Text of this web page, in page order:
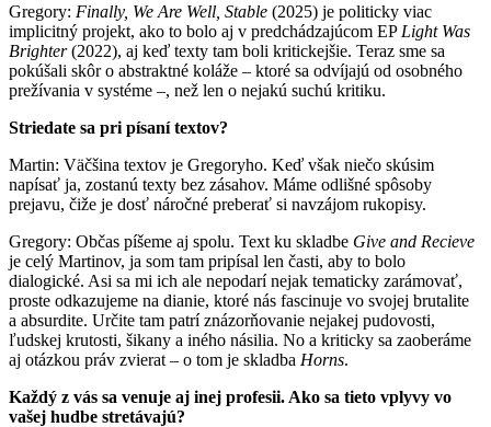
Gregory: Finally, We Are Well, Stable (2025) je politicky viac
implicitný projekt, ako to bolo aj v predchádzajúcom EP Light Was
Brighter(2022), aj keď texty tam boli kritickejšie. Teraz sme sa
pokúšali skôr o abstraktné koláže – ktoré sa odvíjajú od osobného
prežívania v systéme –, než len o nejakú suchú kritiku.
Striedate sa pri písaní textov?
Martin: Väčšina textov je Gregoryho. Keď však niečo skúsim
napísať ja, zostanú texty bez zásahov. Máme odlišné spôsoby
prejavu, čiže je dosť náročné preberať si navzájom rukopisy.
Gregory: Občas píšeme aj spolu. Text ku skladbe Give and Recieve
je celý Martinov, ja som tam pripísal len časti, aby to bolo
dialogické. Asi sa mi ich ale nepodarí nejak tematicky zarámovať,
proste odkazujeme na dianie, ktoré nás fascinuje vo svojej brutalite
a absurdite. Určite tam patrí znázorňovanie nejakej pudovosti,
ľudskej krutosti, šikany a iného násilia. No a kriticky sa zaoberáme
aj otázkou práv zvierat – o tom je skladba Horns.
Každý z vás sa venuje aj inej profesii. Ako sa tieto vplyvy vo
vašej hudbe stretávajú?